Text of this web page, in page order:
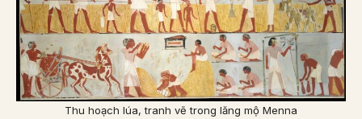
Thu hoạch lúa, tranh vẽ trong lăng mộ Menna